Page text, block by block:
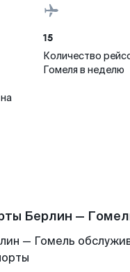
15
Количество
Гомеля в неделю
Берлин —
— Гомель